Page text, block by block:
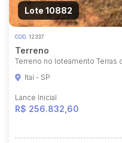
Lote 10882
COD. 12337
Terreno
Terreno no loteamento Terras
Itaí - SP
Lance Inicial
R$ 256.832,60